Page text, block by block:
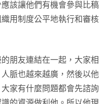
該讓他們有機會參與比稿
用制度公平地執行和審核
朋友連結在一起，大家相
脈也越來越廣，然後以他
家有什麼問題都會先諮詢